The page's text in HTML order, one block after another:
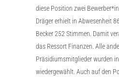
diese Position zwei
Dräger erhielt in Abwesenheit
Becker 252 Stimmen. Damit
das Ressort Finanzen. Alle
Präsidiumsmitglieder wurden
wiedergewählt. Auch auf den